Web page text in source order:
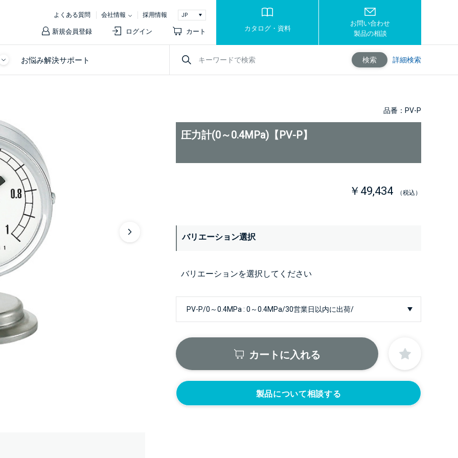
よくある質問 会社情報 採用情報
新規会員登録 ログイン カート カタログ・資料
お問い合わせ
製品の相談
お悩み解決サポート 検索 詳細検索
品番：PV-P
圧力計(0～0.4MPa)【PV-P】
￥49,434 （税込）
バリエーション選択
バリエーションを選択してください
カートに入れる
製品について相談する